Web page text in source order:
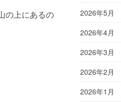
の上にあるの
2026年5月
2026年4月
2026年3月
2026年2月
2026年1月